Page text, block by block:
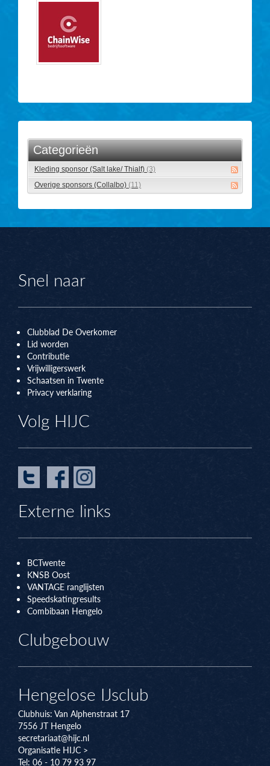
Categorieën
Kleding sponsor (Salt lake/ Thialf) (3)
Overige sponsors (Collalbo) (11)
Snel naar
Clubblad De Overkomer
Lid worden
Contributie
Vrijwilligerswerk
Schaatsen in Twente
Privacy verklaring
Volg HIJC
Externe links
BCTwente
KNSB Oost
VANTAGE ranglijsten
Speedskatingresults
Combibaan Hengelo
Clubgebouw
Hengelose IJsclub
Clubhuis: Van Alphenstraat 17
7556 JT Hengelo
secretariaat@hijc.nl
Organisatie HIJC >
Tel: 06 - 10 79 93 97